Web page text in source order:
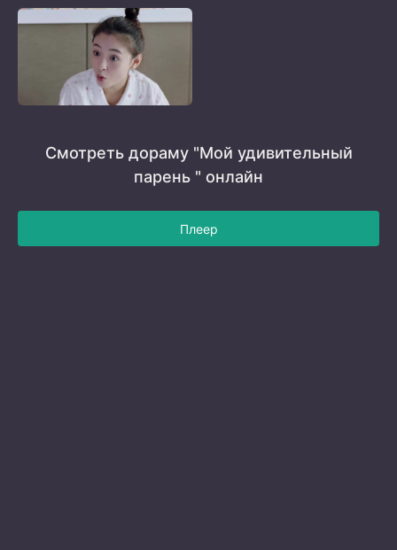
Смотреть дораму "Мой удивительный
парень " онлайн
Плеер